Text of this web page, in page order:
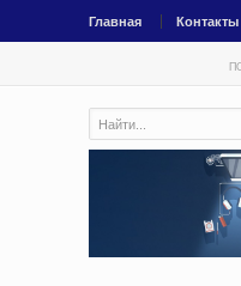
Главная Контакты